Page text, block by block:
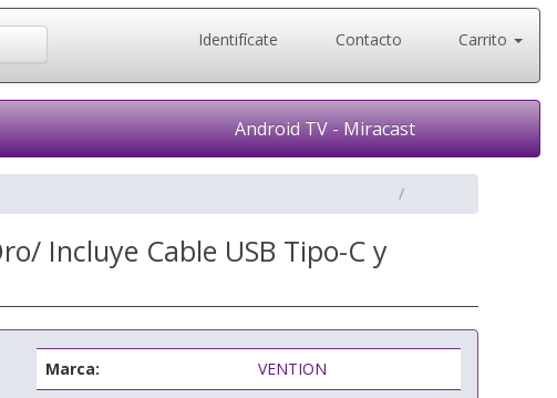
Identifícate Contacto Carrito
Android TV - Miracast
Incluye Cable USB Tipo-C y
Marca:
VENTION